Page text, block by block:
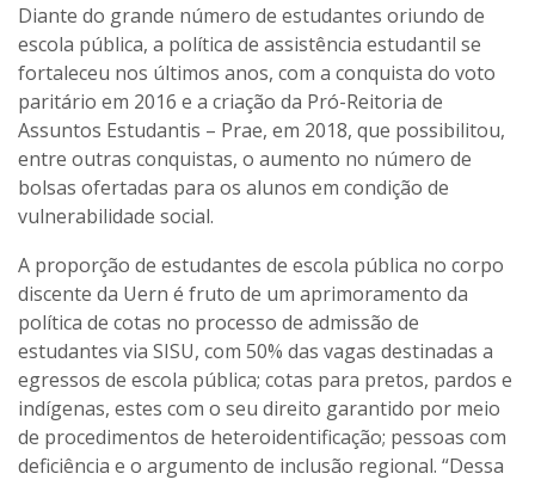
Diante do grande número de estudantes oriundo de
escola pública, a política de assistência estudantil se
fortaleceu nos últimos anos, com a conquista do voto
paritário em 2016 e a criação da Pró-Reitoria de
Assuntos Estudantis – Prae, em 2018, que possibilitou,
entre outras conquistas, o aumento no número de
bolsas ofertadas para os alunos em condição de
vulnerabilidade social.
A proporção de estudantes de escola pública no corpo
discente da Uern é fruto de um aprimoramento da
política de cotas no processo de admissão de
estudantes via SISU, com 50% das vagas destinadas a
egressos de escola pública; cotas para pretos, pardos e
indígenas, estes com o seu direito garantido por meio
de procedimentos de heteroidentificação; pessoas com
deficiência e o argumento de inclusão regional. “Dessa